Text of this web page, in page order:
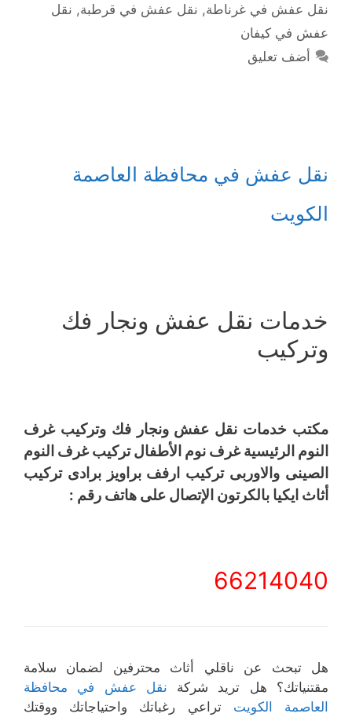
نقل عفش في غرناطة, نقل عفش في قرطبة, نقل
عفش في كيفان
أضف تعليق
نقل عفش في محافظة العاصمة
الكويت
خدمات نقل عفش ونجار فك
وتركيب
مكتب خدمات نقل عفش ونجار فك وتركيب غرف
النوم الرئيسية غرف نوم الأطفال تركيب غرف النوم
الصينى والاوربى تركيب ارفف براويز برادى تركيب
أثاث ايكيا بالكرتون الإتصال على هاتف رقم :
66214040
هل تبحث عن ناقلي أثاث محترفين لضمان سلامة
مقتنياتك؟ هل تريد شركة نقل عفش في محافظة
العاصمة الكويت تراعي رغباتك واحتياجاتك ووقتك